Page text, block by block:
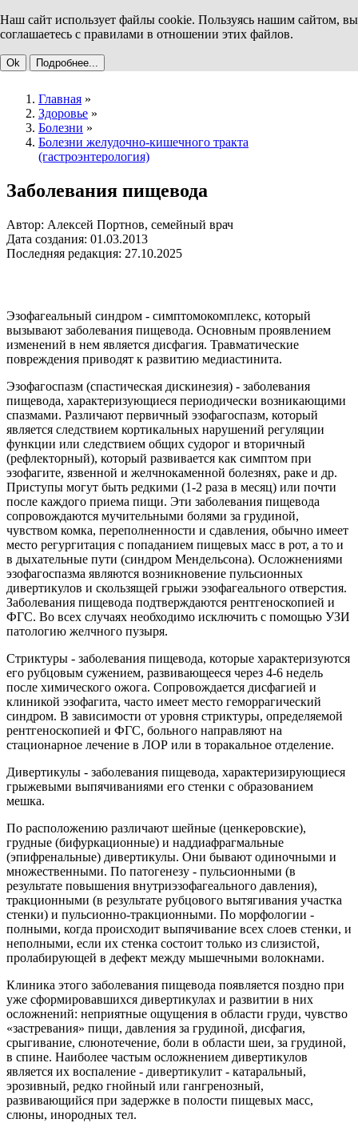
Наш сайт использует файлы cookie. Пользуясь нашим сайтом, вы
соглашаетесь с правилами в отношении этих файлов.
Ok Подробнее...
Главная »
Здоровье »
Болезни »
Болезни желудочно-кишечного тракта
(гастроэнтерология)
Заболевания пищевода
Автор: Алексей Портнов, семейный врач
Дата создания: 01.03.2013
Последняя редакция: 27.10.2025
Эзофагеальный синдром - симптомокомплекс, который
вызывают заболевания пищевода. Основным проявлением
изменений в нем является дисфагия. Травматические
повреждения приводят к развитию медиастинита.
Эзофагоспазм (спастическая дискинезия) - заболевания
пищевода, характеризующиеся периодически возникающими
спазмами. Различают первичный эзофагоспазм, который
является следствием кортикальных нарушений регуляции
функции или следствием общих судорог и вторичный
(рефлекторный), который развивается как симптом при
эзофагите, язвенной и желчнокаменной болезнях, раке и др.
Приступы могут быть редкими (1-2 раза в месяц) или почти
после каждого приема пищи. Эти заболевания пищевода
сопровождаются мучительными болями за грудиной,
чувством комка, переполненности и сдавления, обычно имеет
место регургитация с попаданием пищевых масс в рот, а то и
в дыхательные пути (синдром Мендельсона). Осложнениями
эзофагоспазма являются возникновение пульсионных
дивертикулов и скользящей грыжи эзофагеального отверстия.
Заболевания пищевода подтверждаются рентгеноскопией и
ФГС. Во всех случаях необходимо исключить с помощью УЗИ
патологию желчного пузыря.
Стриктуры - заболевания пищевода, которые характеризуются
его рубцовым сужением, развивающееся через 4-6 недель
после химического ожога. Сопровождается дисфагией и
клиникой эзофагита, часто имеет место геморрагический
синдром. В зависимости от уровня стриктуры, определяемой
рентгеноскопией и ФГС, больного направляют на
стационарное лечение в ЛОР или в торакальное отделение.
Дивертикулы - заболевания пищевода, характеризирующиеся
грыжевыми выпячиваниями его стенки с образованием
мешка.
По расположению различают шейные (ценкеровские),
грудные (бифуркационные) и наддиафрагмальные
(эпифренальные) дивертикулы. Они бывают одиночными и
множественными. По патогенезу - пульсионными (в
результате повышения внутриэзофагеального давления),
тракционными (в результате рубцового вытягивания участка
стенки) и пульсионно-тракционными. По морфологии -
полными, когда происходит выпячивание всех слоев стенки, и
неполными, если их стенка состоит только из слизистой,
пролабирующей в дефект между мышечными волокнами.
Клиника этого заболевания пищевода появляется поздно при
уже сформировавшихся дивертикулах и развитии в них
осложнений: неприятные ощущения в области груди, чувство
«застревания» пищи, давления за грудиной, дисфагия,
срыгивание, слюнотечение, боли в области шеи, за грудиной,
в спине. Наиболее частым осложнением дивертикулов
является их воспаление - дивертикулит - катаральный,
эрозивный, редко гнойный или гангренозный,
развивающийся при задержке в полости пищевых масс,
слюны, инородных тел.